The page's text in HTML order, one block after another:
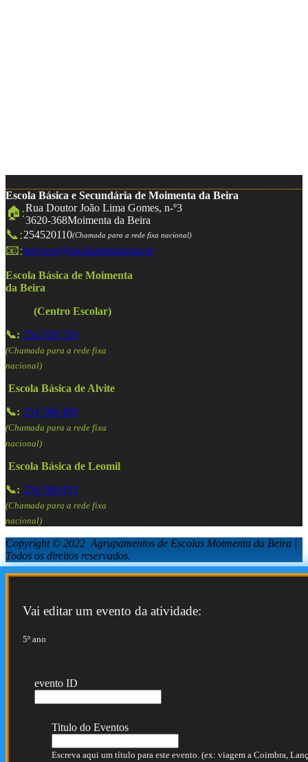
Escola Básica e Secundária de Moimenta da Beira
🏠:Rua Doutor João Lima Gomes, n-º3
3620-368Moimenta da Beira
📞:254520110(Chamada para a rede fixa nacional)
📧:servicos@escolasmoimenta.pt
Escola Básica de Moimenta
da Beira
(Centro Escolar)
📞: 254 520 150
(Chamada para a rede fixa
nacional)
Escola Básica de Alvite
📞: 254 586 409
(Chamada para a rede fixa
nacional)
Escola Básica de Leomil
📞: 254 586 833
(Chamada para a rede fixa
nacional)
Copyright © 2022 Agrupamentos de Escolas Moimenta da Beira |
Todos os direitos reservados.
Vai editar um evento da atividade:
5º ano
evento ID
Titulo do Eventos
Escreva aqui um título para este evento. (ex: viagem a Coimbra,